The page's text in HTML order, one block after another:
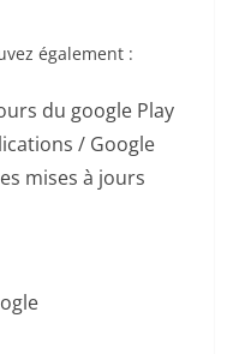
également :
du google Play
/ Google
mises à jours